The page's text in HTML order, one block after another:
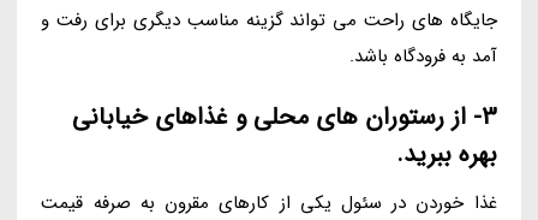
جایگاه های راحت می تواند گزینه مناسب دیگری برای رفت و
آمد به فرودگاه باشد.
3- از رستوران های محلی و غذاهای خیابانی
بهره ببرید.
غذا خوردن در سئول یکی از کارهای مقرون به صرفه قیمت